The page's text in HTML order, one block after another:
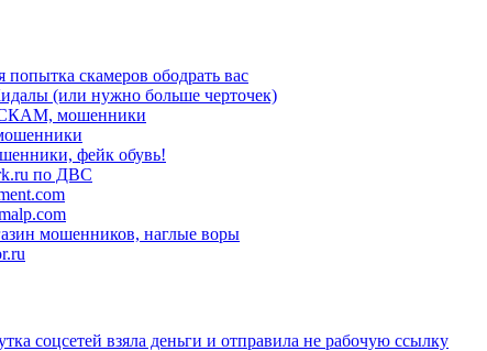
скамеров ободрать вас
(или нужно больше черточек)
СКАМ, мошенники
фейк обувь!
по ДВС
мошенников, наглые воры
соцсетей взяла деньги и отправила не рабочую ссылку